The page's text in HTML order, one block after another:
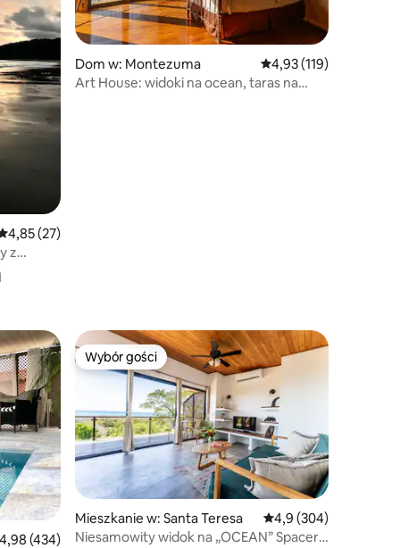
ocena: 4,85 na 5, liczba recenzji: 27
4,85 (27)
z
Dom w: Montezuma Średnia ocena: 4,93
4,93 (119)
Art House: widoki na ocean, taras na
gości
ocena: 4,98 na 5, liczba recenzji: 434
4,98 (434)
Wybór gości
Wybór gości
Mieszkanie w: Santa Teresa Średnia ocena: 4,9
4,9 (304)
Niesamowity widok na „OCEAN” Spacer